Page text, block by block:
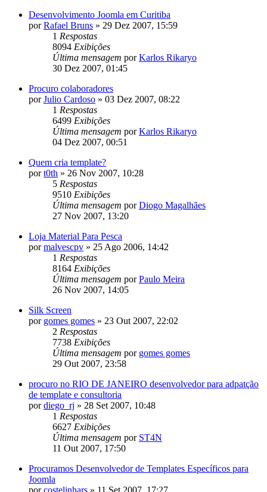
Desenvolvimento Joomla em Curitiba
porRafael Bruns » 29 Dez 2007, 15:59
1 Respostas
8094 Exibições
Última mensagem porKarlos Rikaryo
30 Dez 2007, 01:45
Procuro colaboradores
porJulio Cardoso » 03 Dez 2007, 08:22
1 Respostas
6499 Exibições
Última mensagem porKarlos Rikaryo
04 Dez 2007, 00:51
Quem cria template?
port0th » 26 Nov 2007, 10:28
5 Respostas
9510 Exibições
Última mensagem porDiogo Magalhães
27 Nov 2007, 13:20
Loja Material Para Pesca
pormalvescpv » 25 Ago 2006, 14:42
1 Respostas
8164 Exibições
Última mensagem porPaulo Meira
26 Nov 2007, 14:05
Silk Screen
por gomes gomes » 23 Out 2007, 22:02
2 Respostas
7738 Exibições
Última mensagem por gomes gomes
29 Out 2007, 23:58
procuro no RIO DE JANEIRO desenvolvedor para adpatção
de template e consultoria
pordiego_rj » 28 Set 2007, 10:48
1 Respostas
6627 Exibições
Última mensagem por ST4N
11 Out 2007, 17:50
Procuramos Desenvolvedor de Templates Específicos para
Joomla
porcostelinhars » 11 Set 2007, 17:27